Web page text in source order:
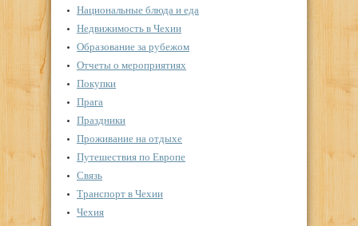
Национальные блюда и еда
Недвижимость в Чехии
Образование за рубежом
Отчеты о мероприятиях
Покупки
Прага
Праздники
Проживание на отдыхе
Путешествия по Европе
Связь
Транспорт в Чехии
Чехия